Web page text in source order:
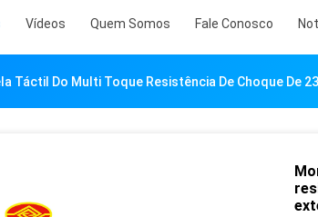
Vídeos Quem Somos Fale Conosco
Táctil Do Multi Toque Resistência De Choque De